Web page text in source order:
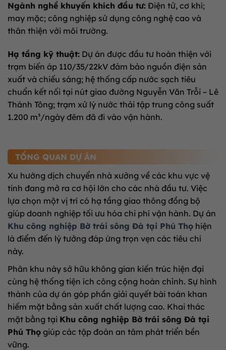
Ngành nghề khuyến khích đầu tư: Điện tử, cơ khí;
may mặc; công nghiệp sử dụng công nghệ cao và
thân thiện với môi trường.
Hạ tầng kỹ thuật: Dự án được đầu tư hoàn thiện với
trạm biến áp 110/35/22kV đảm bảo nguồn điện sản
xuất và chiếu sáng; hệ thống cấp nước sạch tiêu
chuẩn kết nối tại nút giao đường Nguyễn Văn Trỗi – Lê
Thánh Tông; trạm xử lý nước thải tập trung công suất
1.200 m³/ngày đêm đã đi vào vận hành.
TỔNG QUAN DỰ ÁN
Xu hướng dịch chuyển nhà xưởng về các khu vực vệ
tinh đang mở ra cơ hội lớn cho các nhà đầu tư. Việc
lựa chọn một vị trí có hạ tầng giao thông đồng bộ
giúp doanh nghiệp tối ưu hóa chi phí vận hành. Dự án
Khu công nghiệp Bờ trái sông Đà tại Phú Thọ hiện
là điểm đến lý tưởng đáp ứng trọn vẹn các tiêu chí
này.
Phân khu này sở hữu không gian kiến trúc hiện đại
cùng hệ thống tiện ích công cộng hoàn chỉnh. Sự hình
thành của dự án góp phần giải quyết bài toán khan
hiếm mặt bằng sản xuất chất lượng cao. Khai thác
mặt bằng tại Khu công nghiệp Bờ trái sông Đà tại
Phú Thọ giúp các tập đoàn an tâm phát triển bền
vững.